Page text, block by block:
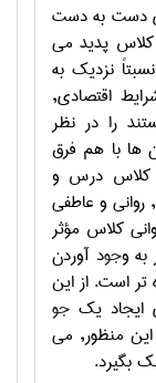
دست به دست
پديد مي
نزديک به
اقتصادي,
را در نظر
ها با هم فرق
کلاس درس و
و عاطفي
کلاس مؤثر
وجود آوردن
است. از اين
ايجاد يک جو
منظور, مي
بگيرد.